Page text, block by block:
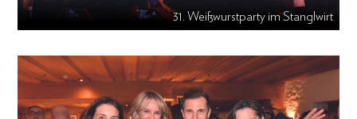
31. Weißwurstparty im Stanglwirt